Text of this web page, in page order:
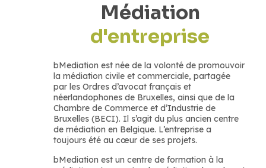
Médiation
d'entreprise
bMediation est née de la volonté de promouvoir
la médiation civile et commerciale, partagée
par les Ordres d’avocat français et
néerlandophones de Bruxelles, ainsi que de la
Chambre de Commerce et d’Industrie de
Bruxelles (BECI). Il s’agit du plus ancien centre
de médiation en Belgique. L’entreprise a
toujours été au cœur de ses projets.
bMediation est un centre de formation à la